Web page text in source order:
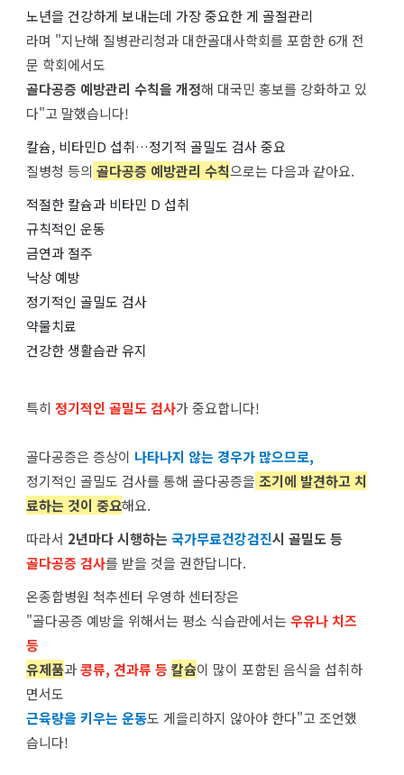
노년을 건강하게 보내는데 가장 중요한 게 골절관리
라며 "지난해 질병관리청과 대한골대사학회를 포함한 6개 전
문 학회에서도
골다공증 예방관리 수칙을 개정해 대국민 홍보를 강화하고 있
다"고 말했습니다!
칼슘, 비타민D 섭취…정기적 골밀도 검사 중요
질병청 등의 골다공증 예방관리 수칙으로는 다음과 같아요.
적절한 칼슘과 비타민 D 섭취
규칙적인 운동
금연과 절주
낙상 예방
정기적인 골밀도 검사
약물치료
건강한 생활습관 유지
특히 정기적인 골밀도 검사가 중요합니다!
골다공증은 증상이 나타나지 않는 경우가 많으므로,
정기적인 골밀도 검사를 통해 골다공증을 조기에 발견하고 치
료하는 것이 중요해요.
따라서 2년마다 시행하는 국가무료건강검진시 골밀도 등
골다공증 검사를 받을 것을 권한답니다.
온종합병원 척추센터 우영하 센터장은
"골다공증 예방을 위해서는 평소 식습관에서는 우유나 치즈
등
유제품과콩류, 견과류 등 칼슘이 많이 포함된 음식을 섭취하
면서도
근육량을 키우는 운동도 게을리하지 않아야 한다"고 조언했
습니다!